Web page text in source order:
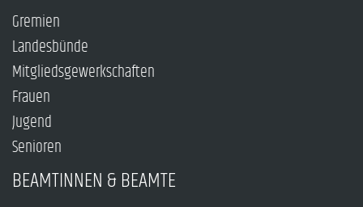
Gremien
Landesbünde
Mitgliedsgewerkschaften
Frauen
Jugend
Senioren
BEAMTINNEN & BEAMTE